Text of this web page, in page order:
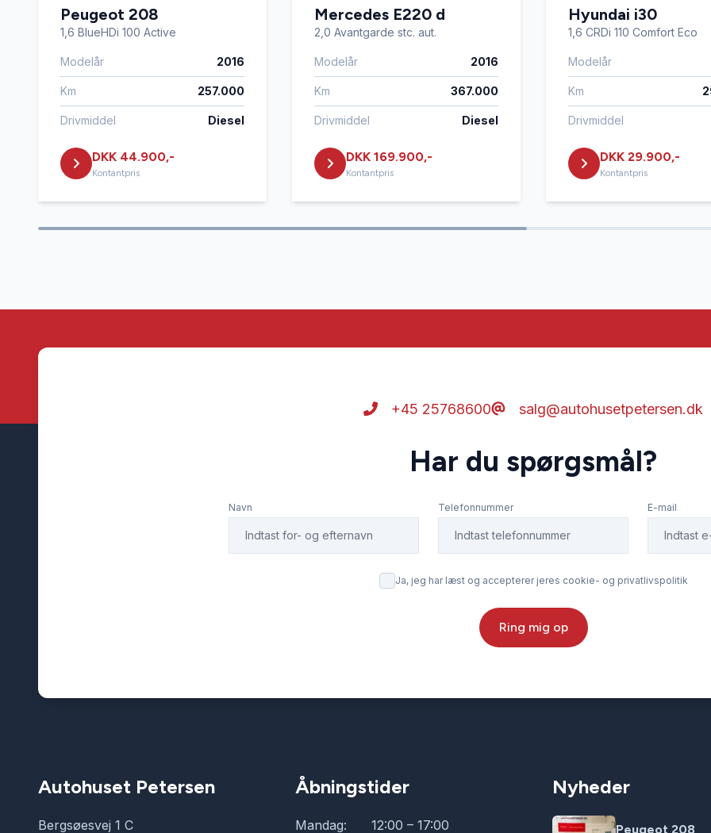
Peugeot 208
1,6 BlueHDi 100 Active
Modelår 2016
Km 257.000
Drivmiddel Diesel
DKK 44.900,-
Kontantpris
Mercedes E220 d
2,0 Avantgarde stc. aut.
Modelår 2016
Km 367.000
Drivmiddel Diesel
DKK 169.900,-
Kontantpris
Hyundai i30
1,6 CRDi 110 Comfort Eco
Modelår
Km
Drivmiddel
DKK 29.900,-
Kontantpris
+45 25768600 salg@autohusetpetersen.dk
Har du spørgsmål?
Navn Telefonnummer E-mail
Ja, jeg har læst og accepterer jeres cookie- og privatlivspolitik
Ring mig op
Autohuset Petersen
Bergsøesvej 1 C
Åbningstider
Mandag: 12:00 – 17:00
Nyheder
Peugeot 208